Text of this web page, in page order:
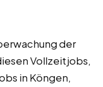
der
Vollzeitjobs,
in Köngen,